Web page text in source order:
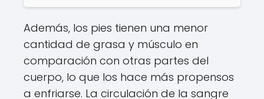
Además, los pies tienen una menor
cantidad de grasa y músculo en
comparación con otras partes del
cuerpo, lo que los hace más propensos
a enfriarse. La circulación de la sangre